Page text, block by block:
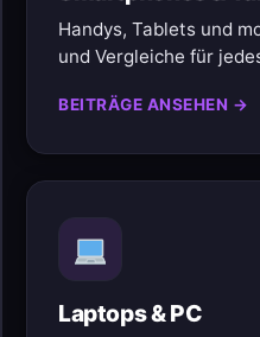
Handys, Tablets und
und Vergleiche für
BEITRÄGE ANSEHEN →
Laptops & PC